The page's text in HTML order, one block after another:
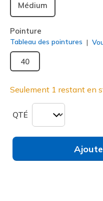
Médium
Pointure
Tableau des pointures
40
Seulement 1 restant en
QTÉ